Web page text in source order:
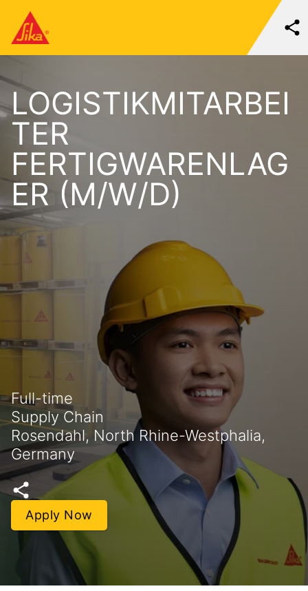
LOGISTIKMITARBEI
TER
FERTIGWARENLAG
ER (M/W/D)
Full-time
Supply Chain
Rosendahl, North Rhine-Westphalia,
Germany
Apply Now